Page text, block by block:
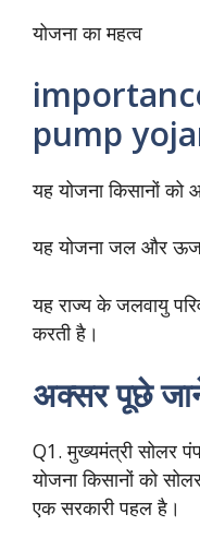
योजना का महत्व
pump
यह योजना किसानों को
यह योजना जल और
यह राज्य के जलवायु
करती है।
अक्सर पूछे
Q1. मुख्यमंत्री सोलर
योजना किसानों को
एक सरकारी पहल है।